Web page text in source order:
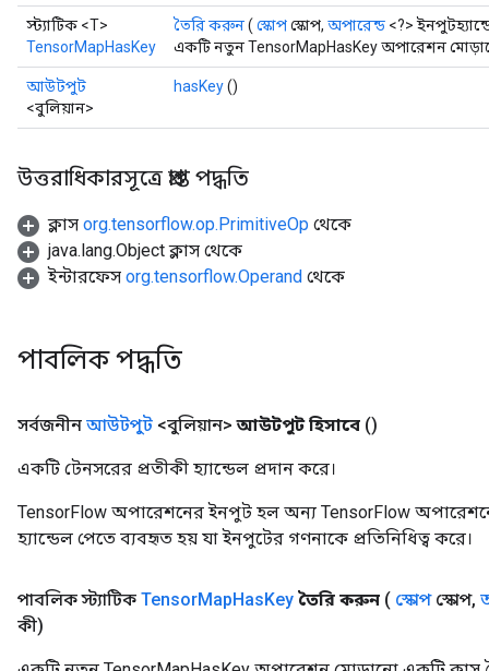
স্ট্যাটিক <T>
TensorMapHasKey
তৈরি করুন( স্কোপস্কোপ, অপারেন্ড <?>
একটি নতুন TensorMapHasKey অপারেশন
আউটপুট
<বুলিয়ান>
hasKey()
উত্তরাধিকারসূত্রে প্রাপ্ত পদ্ধতি
ক্লাস org.tensorflow.op.PrimitiveOp থেকে
java.lang.Object ক্লাস থেকে
ইন্টারফেস org.tensorflow.Operand থেকে
পাবলিক পদ্ধতি
সর্বজনীন আউটপুট <বুলিয়ান> আউটপুট হিসাবে ()
একটি টেনসরের প্রতীকী হ্যান্ডেল প্রদান করে।
TensorFlow অপারেশনের ইনপুট হল অন্য TensorFlow
হ্যান্ডেল পেতে ব্যবহৃত হয় যা ইনপুটের গণনাকে প্রতিনিধিত্ব করে।
পাবলিক স্ট্যাটিক TensorMapHasKey তৈরি করুন ( স্কোপস্কোপ,
কী)